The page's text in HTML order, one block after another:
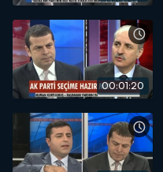
00:01:20